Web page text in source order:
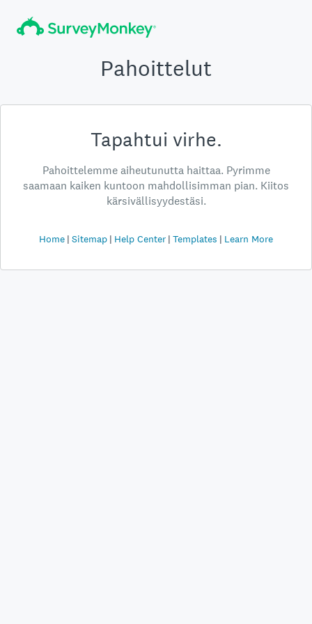
Pahoittelut
Tapahtui virhe.
Pahoittelemme aiheutunutta haittaa. Pyrimme
saamaan kaiken kuntoon mahdollisimman pian. Kiitos
kärsivällisyydestäsi.
Home Sitemap Help Center Templates Learn More